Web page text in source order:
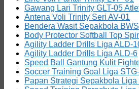
Gawang Lari Trinity GLT-05
Antena Voli Trinity Seri AV-01
Bendera Wasit Sepakbola
Body Protector Softball Top
Agility Ladder Drills Liga ALD-
Agility Ladder Drills Liga ALD-6
Speed Ball Gantung Kulit
Soccer Training Goal Liga
Papan Strategi Sepakbola